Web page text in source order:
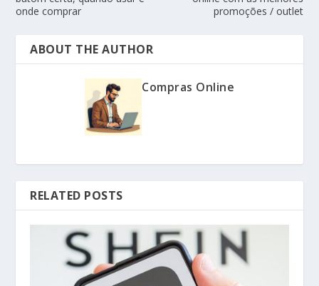
onde comprar
promoções / outlet
ABOUT THE AUTHOR
Compras Online
RELATED POSTS